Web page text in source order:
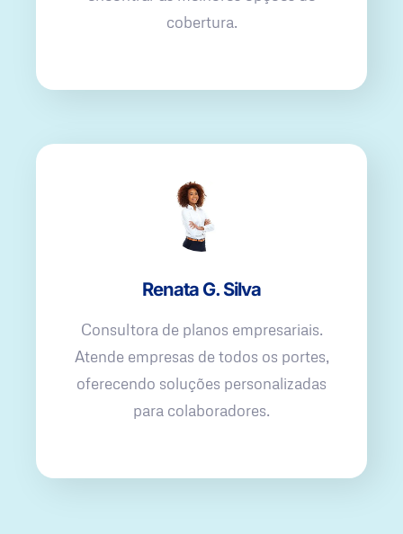
cobertura.
Renata G. Silva
Consultora de planos empresariais.
Atende empresas de todos os portes,
oferecendo soluções personalizadas
para colaboradores.